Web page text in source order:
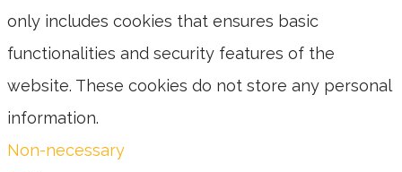
only includes cookies that ensures basic
functionalities and security features of the
website. These cookies do not store any personal
information.
Non-necessary